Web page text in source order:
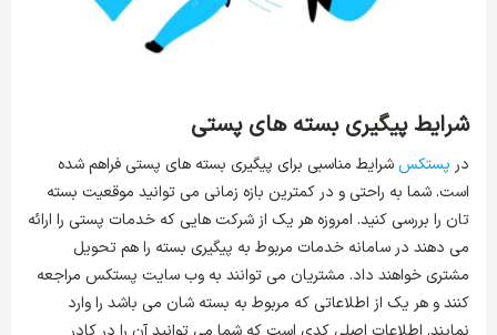
شرایط پیگیری بسته های پستی
در پستکس شرایط مناسبی برای پیگیری بسته های پستی فراهم شده
است. شما به راحتی و در کمترین بازه زمانی می توانید موقعیت بسته
تان را بررسی کنید. امروزه هر یک از شرکت هایی که خدمات پستی را ارائه
می دهند در سامانه خدمات مربوط به پیگیری بسته را هم تحویل
مشتری خواهند داد. مشتریان می توانند به وب سایت پستکس مراجعه
کنند و هر یک از اطلاعاتی که مربوط به بسته شان می باشد را وارد